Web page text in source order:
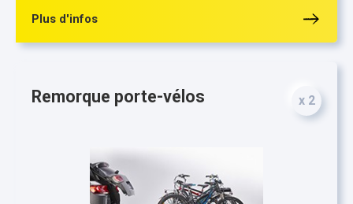
Plus d'infos
Remorque porte-vélos x 2